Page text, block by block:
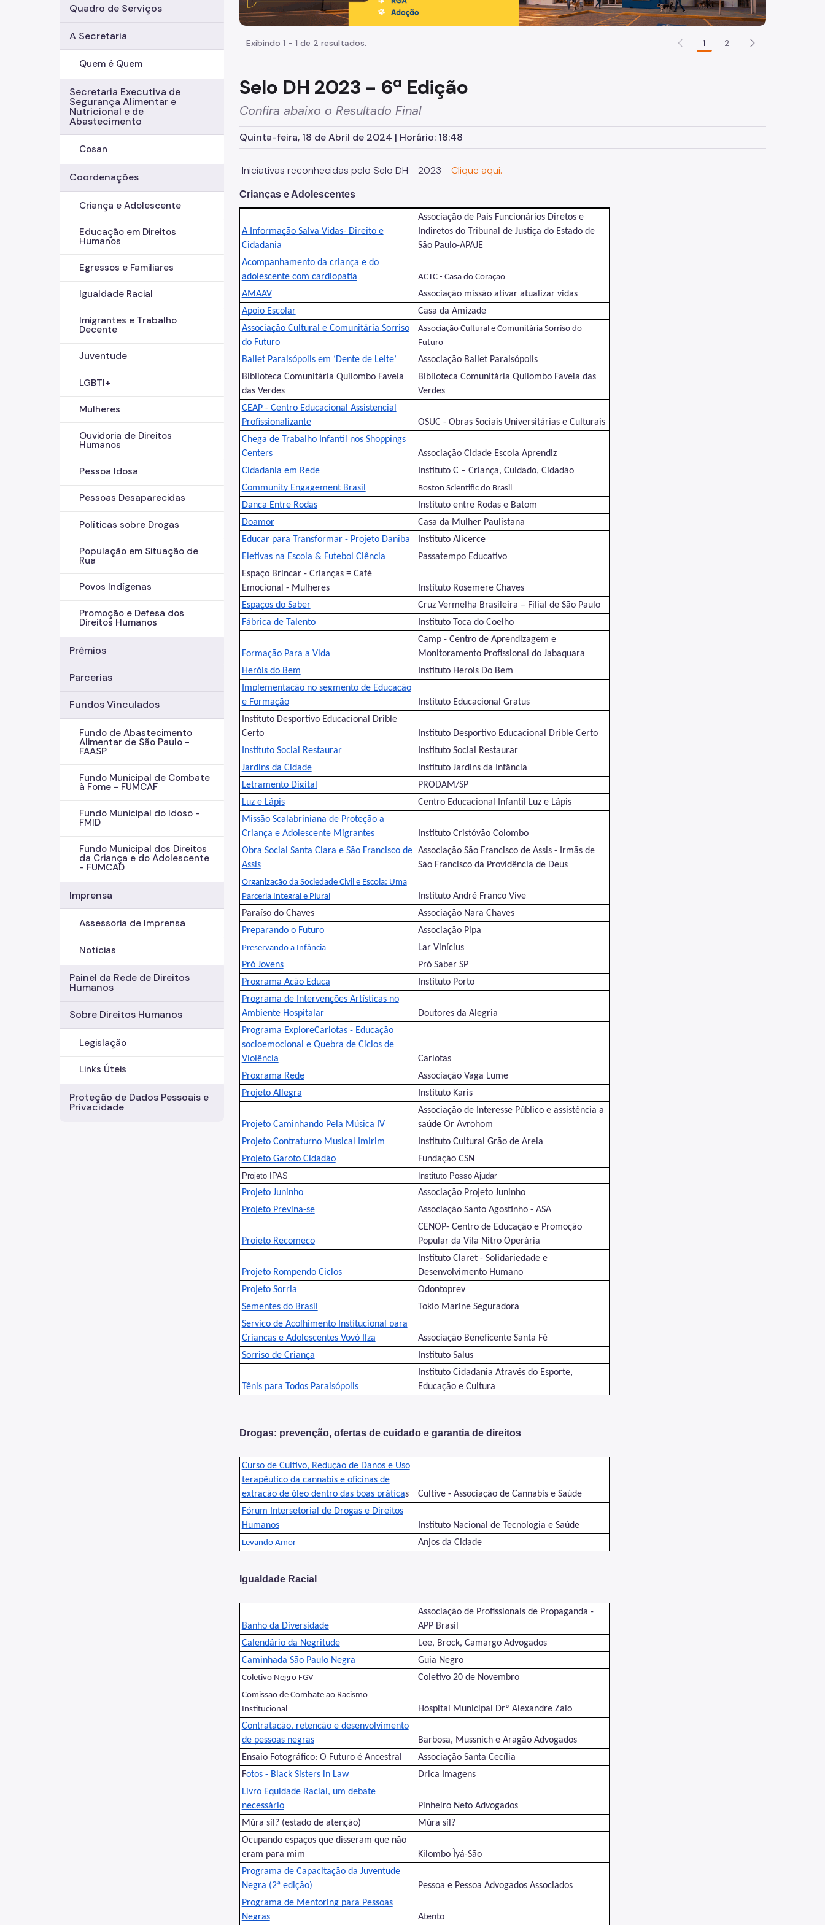
Quadro de Serviços
A Secretaria
Quem é Quem
Secretaria Executiva de
Segurança Alimentar e
Nutricional e de
Abastecimento
Cosan
Coordenações
Criança e Adolescente
Educação em Direitos
Humanos
Egressos e Familiares
Igualdade Racial
Imigrantes e Trabalho
Decente
Juventude
LGBTI+
Mulheres
Ouvidoria de Direitos
Humanos
Pessoa Idosa
Pessoas Desaparecidas
Políticas sobre Drogas
População em Situação de
Rua
Povos Indígenas
Promoção e Defesa dos
Direitos Humanos
Prêmios
Parcerias
Fundos Vinculados
Fundo de Abastecimento
Alimentar de São Paulo -
FAASP
Fundo Municipal de Combate
à Fome - FUMCAF
Fundo Municipal do Idoso -
FMID
Fundo Municipal dos Direitos
da Criança e do Adolescente
- FUMCAD
Imprensa
Assessoria de Imprensa
Notícias
Painel da Rede de Direitos
Humanos
Sobre Direitos Humanos
Legislação
Links Úteis
Proteção de Dados Pessoais e
Privacidade
Exibindo 1 - 1 de 2 resultados. 1 2
Selo DH 2023 - 6ª Edição
Confira abaixo o Resultado Final
Quinta-feira, 18 de Abril de 2024 | Horário: 18:48
Iniciativas reconhecidas pelo Selo DH - 2023 - Clique aqui.
Crianças e Adolescentes
A Informação Salva Vidas- Direito e
Cidadania
Associação de Pais Funcionários Diretos e
Indiretos do Tribunal de Justiça do Estado de
São Paulo-APAJE
Acompanhamento da criança e do
adolescente com cardiopatia
ACTC - Casa do Coração
AMAAV
Associação missão ativar atualizar vidas
Apoio Escolar
Casa da Amizade
Associação Cultural e Comunitária Sorriso
do Futuro
Associação Cultural e Comunitária Sorriso do
Futuro
Ballet Paraisópolis em ‘Dente de Leite’
Associação Ballet Paraisópolis
Biblioteca Comunitária Quilombo Favela
das Verdes
Biblioteca Comunitária Quilombo Favela das
Verdes
CEAP - Centro Educacional Assistencial
Profissionalizante
OSUC - Obras Sociais Universitárias e Culturais
Chega de Trabalho Infantil nos Shoppings
Centers
Associação Cidade Escola Aprendiz
Cidadania em Rede
Instituto C – Criança, Cuidado, Cidadão
Community Engagement Brasil
Boston Scientific do Brasil
Dança Entre Rodas
Instituto entre Rodas e Batom
Doamor
Casa da Mulher Paulistana
Educar para Transformar - Projeto Daniba
Instituto Alicerce
Eletivas na Escola & Futebol Ciência
Passatempo Educativo
Espaço Brincar - Crianças = Café
Emocional - Mulheres
Instituto Rosemere Chaves
Espaços do Saber
Cruz Vermelha Brasileira – Filial de São Paulo
Fábrica de Talento
Instituto Toca do Coelho
Formação Para a Vida
Camp - Centro de Aprendizagem e
Monitoramento Profissional do Jabaquara
Heróis do Bem
Instituto Herois Do Bem
Implementação no segmento de Educação
e Formação
Instituto Educacional Gratus
Instituto Desportivo Educacional Drible
Certo
Instituto Desportivo Educacional Drible Certo
Instituto Social Restaurar
Instituto Social Restaurar
Jardins da Cidade
Instituto Jardins da Infância
Letramento Digital
PRODAM/SP
Luz e Lápis
Centro Educacional Infantil Luz e Lápis
Missão Scalabriniana de Proteção a
Criança e Adolescente Migrantes
Instituto Cristóvão Colombo
Obra Social Santa Clara e São Francisco de
Assis
Associação São Francisco de Assis - Irmãs de
São Francisco da Providência de Deus
Organização da Sociedade Civil e Escola: Uma
Parceria Integral e Plural
Instituto André Franco Vive
Paraíso do Chaves
Associação Nara Chaves
Preparando o Futuro
Associação Pipa
Preservando a Infância
Lar Vinícius
Pró Jovens
Pró Saber SP
Programa Ação Educa
Instituto Porto
Programa de Intervenções Artísticas no
Ambiente Hospitalar
Doutores da Alegria
Programa ExploreCarlotas - Educação
socioemocional e Quebra de Ciclos de
Violência
Carlotas
Programa Rede
Associação Vaga Lume
Projeto Allegra
Instituto Karis
Projeto Caminhando Pela Música IV
Associação de Interesse Público e assistência a
saúde Or Avrohom
Projeto Contraturno Musical Imirim
Instituto Cultural Grão de Areia
Projeto Garoto Cidadão
Fundação CSN
Projeto IPAS Instituto Posso Ajudar
Projeto Juninho
Associação Projeto Juninho
Projeto Previna-se
Associação Santo Agostinho - ASA
Projeto Recomeço
CENOP- Centro de Educação e Promoção
Popular da Vila Nitro Operária
Projeto Rompendo Ciclos
Instituto Claret - Solidariedade e
Desenvolvimento Humano
Projeto Sorria
Odontoprev
Sementes do Brasil
Tokio Marine Seguradora
Serviço de Acolhimento Institucional para
Crianças e Adolescentes Vovó Ilza
Associação Beneficente Santa Fé
Sorriso de Criança
Instituto Salus
Tênis para Todos Paraisópolis
Instituto Cidadania Através do Esporte,
Educação e Cultura
Drogas: prevenção, ofertas de cuidado e garantia de direitos
Curso de Cultivo, Redução de Danos e Uso
terapêutico da cannabis e oficinas de
extração de óleo dentro das boas práticas
Cultive - Associação de Cannabis e Saúde
Fórum Intersetorial de Drogas e Direitos
Humanos
Instituto Nacional de Tecnologia e Saúde
Levando Amor Anjos da Cidade
Igualdade Racial
Banho da Diversidade
Associação de Profissionais de Propaganda -
APP Brasil
Calendário da Negritude
Lee, Brock, Camargo Advogados
Caminhada São Paulo Negra
Guia Negro
Coletivo Negro FGV Coletivo 20 de Novembro
Comissão de Combate ao Racismo
Institucional
Hospital Municipal Drº Alexandre Zaio
Contratação, retenção e desenvolvimento
de pessoas negras
Barbosa, Mussnich e Aragão Advogados
Ensaio Fotográfico: O Futuro é Ancestral
Associação Santa Cecília
Fotos - Black Sisters in Law
Drica Imagens
Livro Equidade Racial, um debate
necessário
Pinheiro Neto Advogados
Múra síl? (estado de atenção)
Múra síl?
Ocupando espaços que disseram que não
eram para mim
Kilombo Ìyá-São
Programa de Capacitação da Juventude
Negra (2ª edição)
Pessoa e Pessoa Advogados Associados
Programa de Mentoring para Pessoas
Negras
Atento